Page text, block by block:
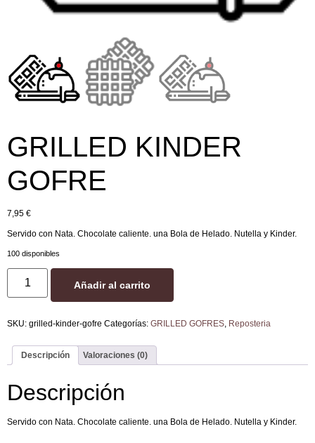
GRILLED KINDER
GOFRE
7,95 €
Servido con Nata. Chocolate caliente. una Bola de Helado. Nutella y Kinder.
100 disponibles
Añadir al carrito
SKU: grilled-kinder-gofre Categorías: GRILLED GOFRES, Reposteria
Descripción Valoraciones (0)
Descripción
Servido con Nata. Chocolate caliente. una Bola de Helado. Nutella y Kinder.